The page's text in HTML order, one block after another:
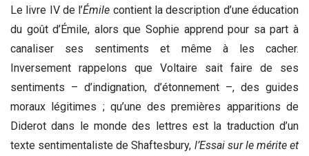
Le livre IV de l’Émile contient la description d’une éducation
du goût d’Émile, alors que Sophie apprend pour sa part à
canaliser ses sentiments et même à les cacher.
Inversement rappelons que Voltaire sait faire de ses
sentiments – d’indignation, d’étonnement –, des guides
moraux légitimes ; qu’une des premières apparitions de
Diderot dans le monde des lettres est la traduction d’un
texte sentimentaliste de Shaftesbury, l’Essai sur le mérite et